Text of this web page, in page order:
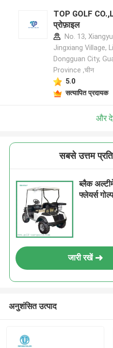
TOP GOLF
प्रोफ़ाइल
No. 13,
Jingxiang Village,
Dongguan City,
Province ,चीन
5.0
सत्यापित प्रदायक
और
सबसे उत्तम
ब्लैक
फ्लेयर्स
जारी रखें
अनुशंसित उत्पाद